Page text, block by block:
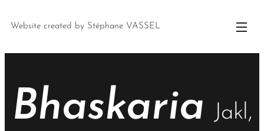
Website created by Stéphane VASSEL
Bhaskaria Jakl,